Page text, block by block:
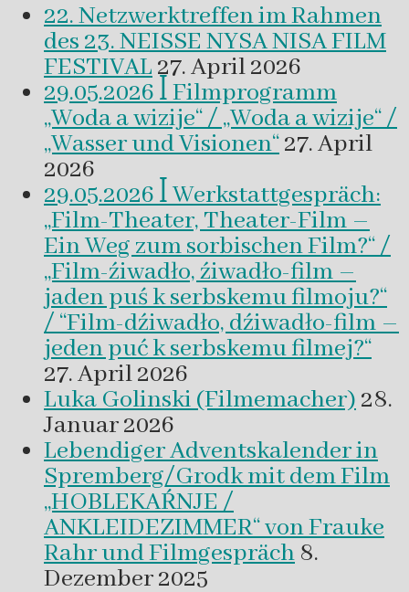
22. Netzwerktreffen im Rahmen
des 23. NEISSE NYSA NISA FILM
FESTIVAL27. April 2026
29.05.2026 ꟾ Filmprogramm
„Woda a wizije“ / „Woda a wizije“ /
„Wasser und Visionen“27. April
2026
29.05.2026 ꟾ Werkstattgespräch:
„Film-Theater, Theater-Film –
Ein Weg zum sorbischen Film?“ /
„Film-źiwadło, źiwadło-film –
jaden puś k serbskemu filmoju?“
/ “Film-dźiwadło, dźiwadło-film –
jeden puć k serbskemu filmej?“
27. April 2026
Luka Golinski (Filmemacher)28.
Januar 2026
Lebendiger Adventskalender in
Spremberg/Grodk mit dem Film
„HOBLEKAŔNJE /
ANKLEIDEZIMMER“ von Frauke
Rahr und Filmgespräch 8.
Dezember 2025